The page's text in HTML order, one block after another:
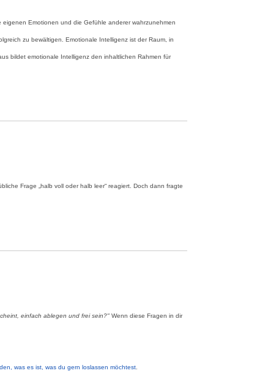
Emotionen und die Gefühle anderer wahrzunehmen
zu bewältigen. Emotionale Intelligenz ist der Raum, in
bildet emotionale Intelligenz den inhaltlichen Rahmen für
Frage „halb voll oder halb leer“ reagiert. Doch dann fragte
einfach ablegen und frei sein?"Wenn diese Fragen in dir
was es ist, was du gern loslassen möchtest